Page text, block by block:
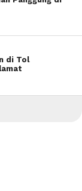
di Tol